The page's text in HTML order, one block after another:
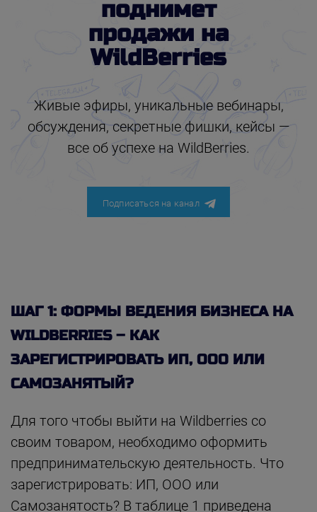
поднимет
продажи на
WildBerries
Живые эфиры, уникальные вебинары,
обсуждения, секретные фишки, кейсы —
все об успехе на WildBerries.
Подписаться на канал
ШАГ 1: ФОРМЫ ВЕДЕНИЯ БИЗНЕСА НА
WILDBERRIES – КАК
ЗАРЕГИСТРИРОВАТЬ ИП, ООО ИЛИ
САМОЗАНЯТЫЙ?
Для того чтобы выйти на Wildberries со
своим товаром, необходимо оформить
предпринимательскую деятельность. Что
зарегистрировать: ИП, ООО или
Самозанятость? В таблице 1 приведена